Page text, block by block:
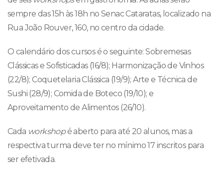
sempre das 15h às 18h no Senac Cataratas, localizado na
Rua João Rouver, 160, no centro da cidade.
O calendário dos cursos é o seguinte: Sobremesas
Clássicas e Sofisticadas (16/8); Harmonização de Vinhos
(22/8); Coquetelaria Clássica (19/9); Arte e Técnica de
Sushi (28/9); Comida de Boteco (19/10); e
Aproveitamento de Alimentos (26/10).
Cada workshopé aberto para até 20 alunos, mas a
respectiva turma deve ter no mínimo 17 inscritos para
ser efetivada.